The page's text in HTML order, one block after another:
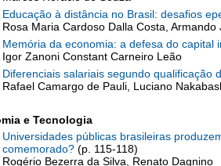
Educação à distância no Brasil: desafios
Rosa Maria Cardoso Dalla Costa, Armando
Memória da economia: a defesa do capital
Igor Zanoni Constant Carneiro Leão
Diferenciais salariais segundo qualificação
Rafael Camargo de Pauli, Luciano
e Tecnologia
Universidades públicas brasileiras
comemorado? (p. 115-118)
Rogério Bezerra da Silva, Renato Dagnino